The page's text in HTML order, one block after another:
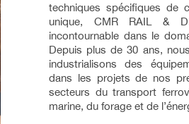
techniques spécifiques de
unique, CMR RAIL &
incontournable dans le
Depuis plus de 30 ans,
industrialisons des
dans les projets de nos
secteurs du transport
marine, du forage et de